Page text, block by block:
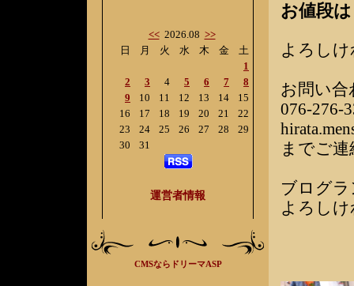
<<2026.08 >>
日
2
9
16
23
30
月
3
10
17
24
31
火
4
11
18
25
水
5
12
19
26
木
6
13
20
27
金
7
14
21
28
土
1
8
15
22
29
運営者情報
CMSならドリーマASP
お値段
よろし
お問い合
076-276-
までご
ブログ
よろし